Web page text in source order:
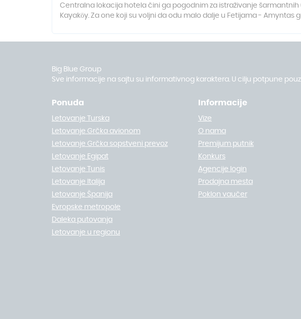
Centralna lokacija hotela čini ga pogodnim za istraživanje
Kayaköy. Za one koji su voljni da odu malo dalje u Fetijama - Amyntas
Big Blue Group
Sve informacije na sajtu su informativnog karaktera. U cilju potpune
Ponuda
Letovanje Turska
Letovanje Grčka avionom
Letovanje Grčka sopstveni prevoz
Letovanje Egipat
Letovanje Tunis
Letovanje Italija
Letovanje Španija
Evropske metropole
Daleka putovanja
Letovanje u regionu
Informacije
Vize
O nama
Premijum putnik
Konkurs
Agencije login
Prodajna mesta
Poklon vaučer